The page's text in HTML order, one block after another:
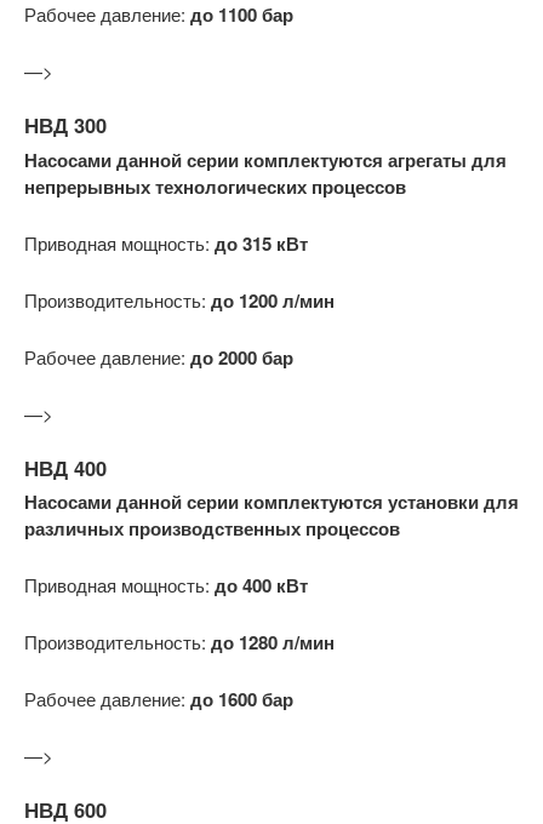
Рабочее давление: до 1100 бар
—>
НВД 300
Насосами данной серии комплектуются агрегаты для
непрерывных технологических процессов
Приводная мощность: до 315 кВт
Производительность: до 1200 л/мин
Рабочее давление: до 2000 бар
—>
НВД 400
Насосами данной серии комплектуются установки для
различных производственных процессов
Приводная мощность: до 400 кВт
Производительность: до 1280 л/мин
Рабочее давление: до 1600 бар
—>
НВД 600